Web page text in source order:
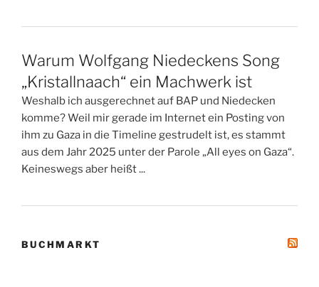
Warum Wolfgang Niedeckens Song
„Kristallnaach“ ein Machwerk ist
Weshalb ich ausgerechnet auf BAP und Niedecken
komme? Weil mir gerade im Internet ein Posting von
ihm zu Gaza in die Timeline gestrudelt ist, es stammt
aus dem Jahr 2025 unter der Parole „All eyes on Gaza“.
Keineswegs aber heißt ...
BUCHMARKT